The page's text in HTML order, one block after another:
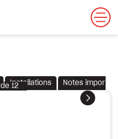
Installations Notes
Suivant
de12